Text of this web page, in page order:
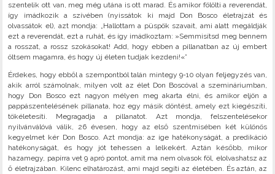
szentelik ott van, meg még utána is ott marad. És amikor fölölti a reverendát,
így imádkozik a szívében (nyissátok ki majd Don Bosco életrajzát és
olvassátok el), azt mondja: „Hallottam a püspök szavait, ami alatt megáldják
ezt a reverendát, ezt a ruhát, és így imádkoztam: »Semmisítsd meg bennem
a rosszat, a rossz szokásokat! Add, hogy ebben a pillanatban az új embert
öltsem magamra, és hogy új életen tudjak kezdeni!«”
Érdekes, hogy ebből a szempontból talán mintegy 9-10 olyan feljegyzés van,
akik arról számolnak, milyen volt az élet Don Boscóval a szemináriumban,
hogy Don Bosco ezt nagyon mélyen meg akarta élni, és amikor eljön a
pappászentelésének pillanata, hoz egy másik döntést, amely ezt kiegészíti,
tökéletesíti. Megragadja a pillanatot. Azt mondja, felszentelésekor
nyilvánválóvá válik, 26 évesen, hogy az első szentmisében két különös
kegyelmet kér Don Bosco. Azt mondja: az ige hatékonyságát, a predikáció
hatékonyságát, és hogy jót tehessen a lelkekért. Aztán később, mikor
hazamegy, papírra vet 9 apró pontot, amit ma nem olvasok föl, elolvashatsz az
ő életrajzában. Kilenc elhatározást, ami majd segíti az életében. És aztán, az